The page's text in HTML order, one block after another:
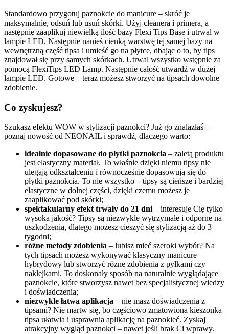
Standardowo przygotuj paznokcie do manicure – skróć je
maksymalnie, odsuń lub usuń skórki. Użyj cleanera i primera, a
następnie zaaplikuj niewielką ilość bazy Flexi Tips Base i utrwal w
lampie LED. Następnie nanieś cienką warstwę tej samej bazy na
wewnętrzną część tipsa i umieść go na płytce, dbając o to, by tips
znajdował się przy samych skórkach. Utrwal wszystko wstępnie za
pomocą FlexiTips LED Lamp. Następnie całość utwardź w dużej
lampie LED. Gotowe – teraz możesz stworzyć na tipsach dowolne
zdobienie.
Co zyskujesz?
Szukasz efektu WOW w stylizacji paznokci? Już go znalazłaś –
poznaj nowość od NEONAIL i sprawdź, dlaczego warto:
idealnie dopasowane do płytki paznokcia – zaletą produktu
jest elastyczny materiał. To właśnie dzięki niemu tipsy nie
ulegają odkształceniu i równocześnie dopasowują się do
płytki paznokcia. To nie wszystko – tipsy są cieńsze i bardziej
elastyczne w dolnej części, dzięki czemu możesz je
zaaplikować pod skórki;
spektakularny efekt trwały do 21 dni – interesuje Cię tylko
wysoka jakość? Tipsy są niezwykle wytrzymałe i odporne na
uszkodzenia, dlatego możesz cieszyć się stylizacją aż do 3
tygodni;
różne metody zdobienia – lubisz mieć szeroki wybór? Na
tych tipsach możesz wykonywać klasyczny manicure
hybrydowy lub stworzyć różne zdobienia z pyłkami czy
naklejkami. To doskonały sposób na naturalnie wyglądające
paznokcie, które stworzysz nawet bez specjalistycznej wiedzy
i doświadczenia;
niezwykle łatwa aplikacja – nie masz doświadczenia z
tipsami? Nie martw się, bo częściowo zmatowiona kieszonka
tipsa ułatwia i usprawnia aplikację na paznokieć. Zyskaj
atrakcyjny wygląd paznokci – nawet jeśli brak Ci wprawy.